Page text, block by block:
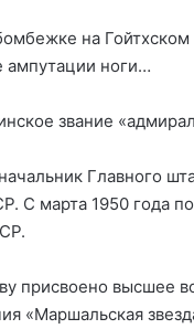
на
ампутации ноги…
звание
Главного
марта 1950 года по
присвоено высшее
«Маршальская